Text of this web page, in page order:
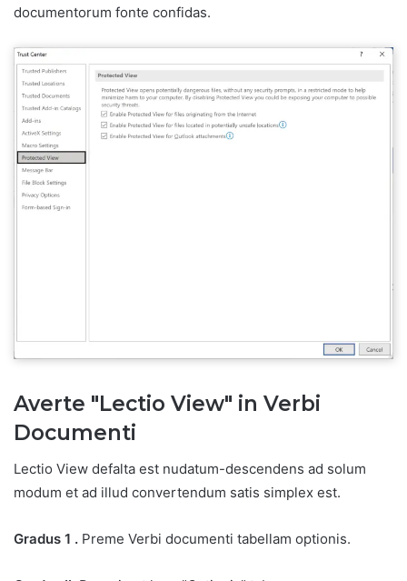
documentorum fonte confidas.
Averte "Lectio View" in Verbi
Documenti
Lectio View defalta est nudatum-descendens ad solum
modum et ad illud convertendum satis simplex est.
Gradus 1 . Preme Verbi documenti tabellam optionis.